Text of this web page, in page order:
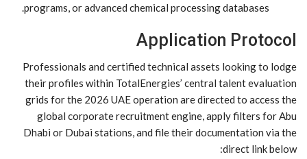
programs, or advanced chemical processing databases.
Application Protocol
Professionals and certified technical assets looking to lodge
their profiles within TotalEnergies’ central talent evaluation
grids for the 2026 UAE operation are directed to access the
global corporate recruitment engine, apply filters for Abu
Dhabi or Dubai stations, and file their documentation via the
direct link below: